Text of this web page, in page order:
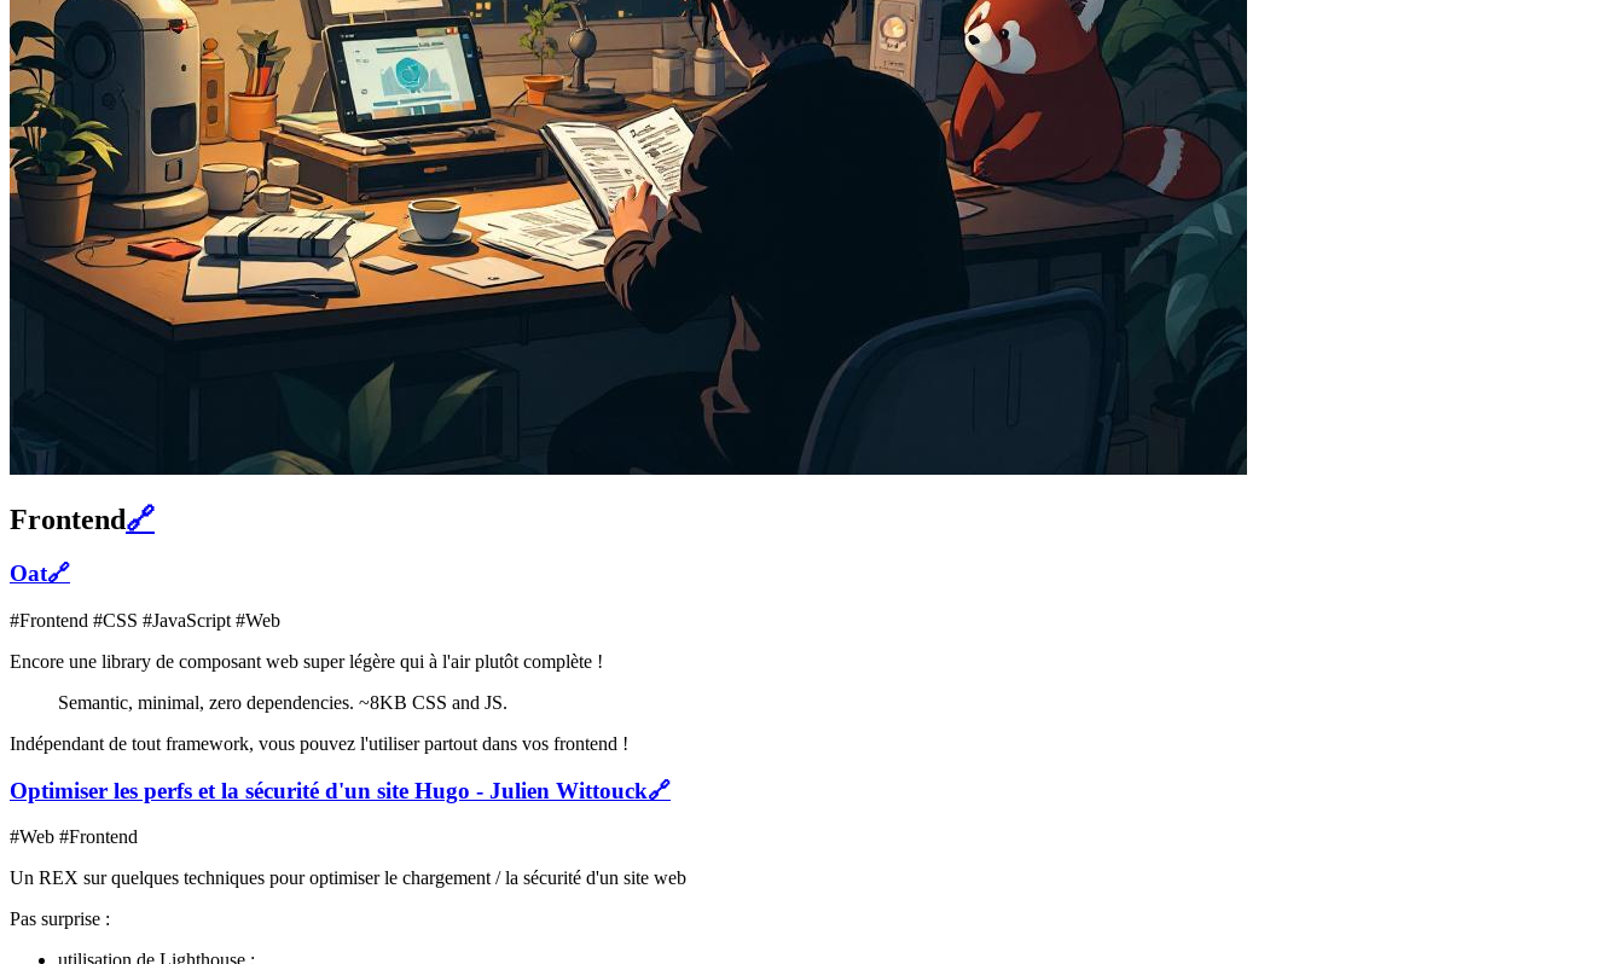
Frontend🔗
Oat🔗
#Frontend #CSS #JavaScript #Web
Encore une library de composant web super légère qui à l'air plutôt complète !
Semantic, minimal, zero dependencies. ~8KB CSS and JS.
Indépendant de tout framework, vous pouvez l'utiliser partout dans vos frontend !
Optimiser les perfs et la sécurité d'un site Hugo - Julien Wittouck🔗
#Web #Frontend
Un REX sur quelques techniques pour optimiser le chargement / la sécurité d'un site web
Pas surprise :